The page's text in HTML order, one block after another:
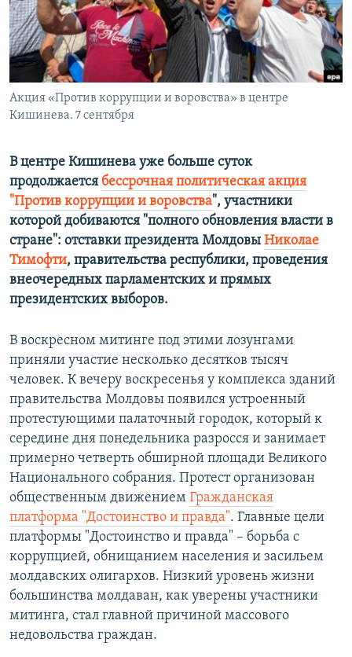
ПОБЕДИТЕЛЕЙ НЕ СУДЯТ?
КРЫМ.НЕПОКОРЕННЫЙ
ELIFBE
УКРАИНСКАЯ ПРОБЛЕМА КРЫМА
ПРИСОЕДИНЯЙТЕСЬ!
Все сайты RFE/RL
Акция «Против коррупции и воровства» в центре
Кишинева. 7 сентября
В центре Кишинева уже больше суток
продолжается бессрочная политическая акция
"Против коррупции и воровства", участники
которой добиваются "полного обновления власти в
стране": отставки президента Молдовы Николае
Тимофти, правительства республики, проведения
внеочередных парламентских и прямых
президентских выборов.
В воскресном митинге под этими лозунгами
приняли участие несколько десятков тысяч
человек. К вечеру воскресенья у комплекса зданий
правительства Молдовы появился устроенный
протестующими палаточный городок, который к
середине дня понедельника разросся и занимает
примерно четверть обширной площади Великого
Национального собрания. Протест организован
общественным движением Гражданская
платформа "Достоинство и правда". Главные цели
платформы "Достоинство и правда" – борьба с
коррупцией, обнищанием населения и засильем
молдавских олигархов. Низкий уровень жизни
большинства молдаван, как уверены участники
митинга, стал главной причиной массового
недовольства граждан.